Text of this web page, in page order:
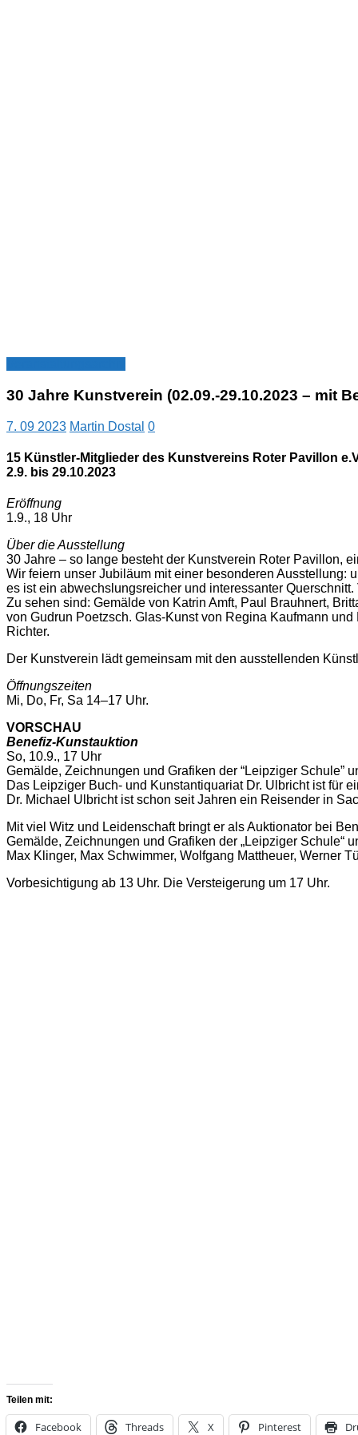
30 Jahre Kunstverein (02.09.-29.10.2023 – mit
7. 09 2023 Martin Dostal 0
15 Künstler-Mitglieder des Kunstvereins Roter Pavillon
2.9. bis 29.10.2023
Eröffnung
1.9., 18 Uhr
Über die Ausstellung
30 Jahre – so lange besteht der Kunstverein Roter Pavillon,
Wir feiern unser Jubiläum mit einer besonderen Ausstellung:
es ist ein abwechslungsreicher und interessanter
Zu sehen sind: Gemälde von Katrin Amft, Paul Brauhnert,
von Gudrun Poetzsch. Glas-Kunst von Regina Kaufmann
Richter.
Der Kunstverein lädt gemeinsam mit den ausstellenden
Öffnungszeiten
Mi, Do, Fr, Sa 14–17 Uhr.
VORSCHAU
Benefiz-Kunstauktion
So, 10.9., 17 Uhr
Gemälde, Zeichnungen und Grafiken der “Leipziger Schule”
Das Leipziger Buch- und Kunstantiquariat Dr. Ulbricht ist für
Dr. Michael Ulbricht ist schon seit Jahren ein Reisender in
Mit viel Witz und Leidenschaft bringt er als Auktionator bei
Gemälde, Zeichnungen und Grafiken der „Leipziger Schule“
Max Klinger, Max Schwimmer, Wolfgang Mattheuer, Werner
Vorbesichtigung ab 13 Uhr. Die Versteigerung um 17 Uhr.
Teilen mit:
Facebook Threads X Pinterest